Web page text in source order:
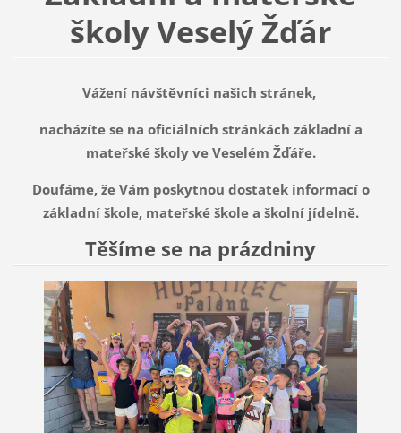
školy Veselý Žďár
Vážení návštěvníci našich stránek,
nacházíte se na oficiálních stránkách základní a
mateřské školy ve Veselém Žďáře.
Doufáme, že Vám poskytnou dostatek informací o
základní škole, mateřské škole a školní jídelně.
Těšíme se na prázdniny